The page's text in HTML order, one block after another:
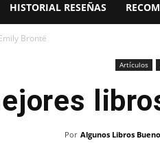
HISTORIAL RESEÑAS
Brontë
Artículos
Por Algunos Libros